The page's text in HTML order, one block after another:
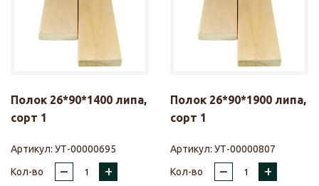
Полок 26*90*1400 липа,
сорт 1
Артикул: УТ-00000695
Кол-во
– +
Полок 26*90*1900 липа,
сорт 1
Артикул: УТ-00000807
Кол-во
– +